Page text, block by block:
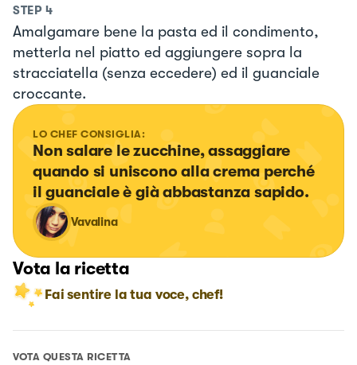
STEP 4
Amalgamare bene la pasta ed il condimento,
metterla nel piatto ed aggiungere sopra la
stracciatella (senza eccedere) ed il guanciale
croccante.
LO CHEF CONSIGLIA:
Non salare le zucchine, assaggiare
quando si uniscono alla crema perché
il guanciale è già abbastanza sapido.
Vavalina
Vota la ricetta
Fai sentire la tua voce, chef!
VOTA QUESTA RICETTA